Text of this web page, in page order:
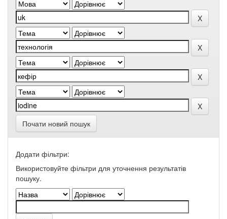
Почати новий пошук
Додати фільтри:
Використовуйте фільтри для уточнення результатів
пошуку.